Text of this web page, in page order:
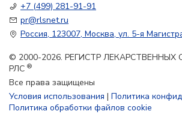
+7 (499) 281-91-91
pr@rlsnet.ru
Россия, 123007, Москва, ул. 5-я
© 2000-2026. РЕГИСТР ЛЕКАРСТВЕННЫХ
РЛС ®
Все права защищены
Условия использования | Политика
Политика обработки файлов cookie